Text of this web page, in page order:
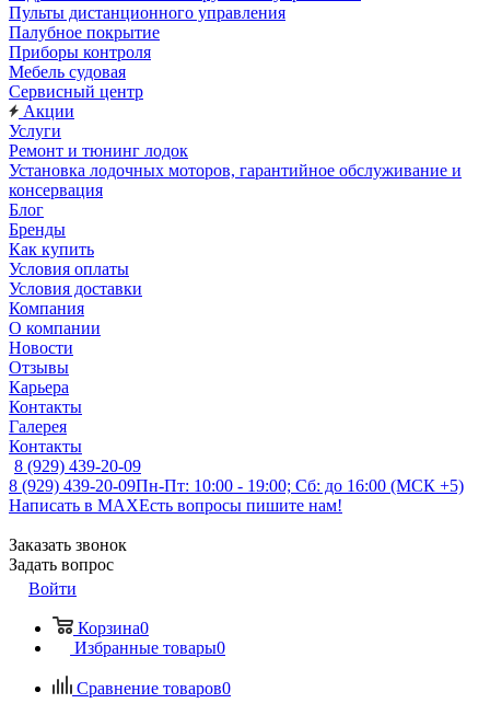
Пульты дистанционного управления
Палубное покрытие
Приборы контроля
Мебель судовая
Сервисный центр
Акции
Услуги
Ремонт и тюнинг лодок
Установка лодочных моторов, гарантийное обслуживание и
консервация
Блог
Бренды
Как купить
Условия оплаты
Условия доставки
Компания
О компании
Новости
Отзывы
Карьера
Контакты
Галерея
Контакты
8 (929) 439-20-09
8 (929) 439-20-09Пн-Пт: 10:00 - 19:00; Сб: до 16:00 (МСК +5)
Написать в MAXЕсть вопросы пишите нам!
Заказать звонок
Задать вопрос
Войти
Корзина0
Избранные товары0
Сравнение товаров0